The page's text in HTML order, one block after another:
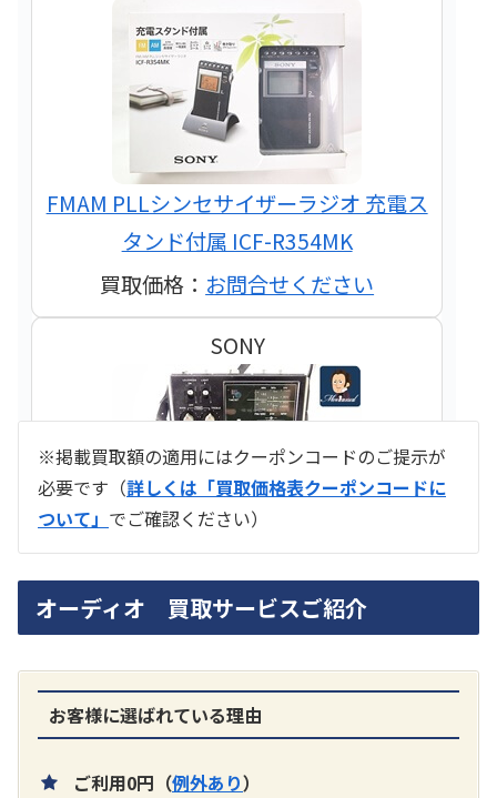
FMAM PLLシンセサイザーラジオ 充電ス
タンド付属 ICF-R354MK
買取価格： お問合せください
SONY
買取価格：お問合せください
SONY
※掲載買取額の適用にはクーポンコードのご提示が
必要です（詳しくは「買取価格表クーポンコードに
ついて」 でご確認ください）
オーディオ 買取サービスご紹介
お客様に選ばれている理由
ご利用0円（例外あり）